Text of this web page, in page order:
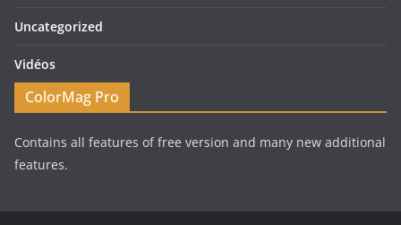
Uncategorized
Vidéos
ColorMag Pro
Contains all features of free version and many new additional
features.